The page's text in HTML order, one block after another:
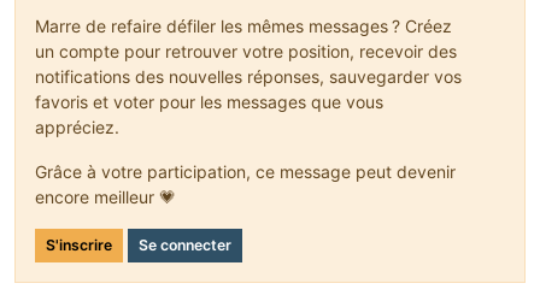
Marre de refaire défiler les mêmes messages ? Créez
un compte pour retrouver votre position, recevoir des
notifications des nouvelles réponses, sauvegarder vos
favoris et voter pour les messages que vous
appréciez.
Grâce à votre participation, ce message peut devenir
encore meilleur 💗
S'inscrire Se connecter